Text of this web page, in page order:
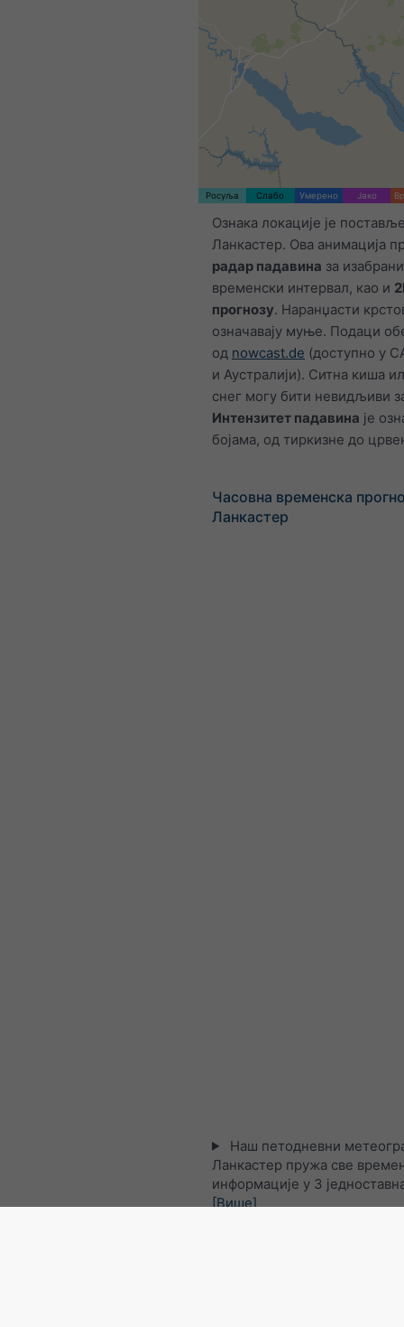
Росуља Слабо Умерено Јако
Ознака локације је
Ланкастер. Ова анимација
радар падавина за изабрани
временски интервал, као и
прогнозу. Наранџасти
означавају муње. Подаци
од nowcast.de (доступно у
и Аустралији). Ситна киша
снег могу бити невидљиви
Интензитет падавина је
бојама, од тиркизне до
Часовна временска
Ланкастер
Наш петодневни
Ланкастер пружа све
информације у 3
[Више]